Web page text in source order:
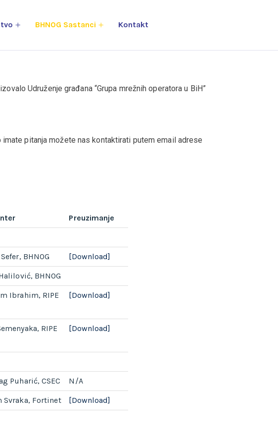
BHNOG Sastanci Kontakt
Udruženje građana “Grupa mrežnih operatora u BiH”
pitanja možete nas kontaktirati putem email adrese
Preuzimanje
BHNOG [Download]
BHNOG
Ibrahim, RIPE
[Download]
RIPE
[Download]
Puharić, CSEC N/A
Svraka, Fortinet [Download]